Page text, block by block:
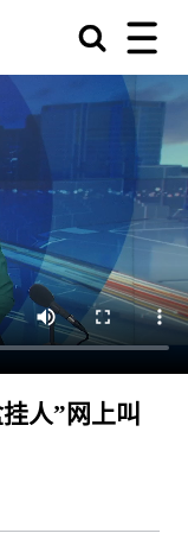
人”网上叫